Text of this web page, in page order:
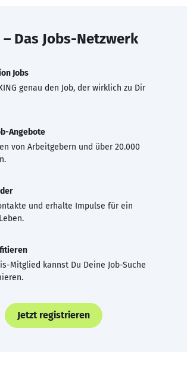
– Das Jobs-Netzwerk
Jobs
genau den Job, der wirklich zu Dir
Angebote
von Arbeitgebern und über 20.000
und erhalte Impulse für ein
Mitglied kannst Du Deine Job-Suche
Jetzt registrieren